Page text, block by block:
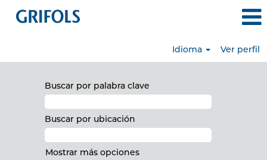
Idioma Ver perfil
Buscar por palabra clave
Buscar por ubicación
Mostrar más opciones